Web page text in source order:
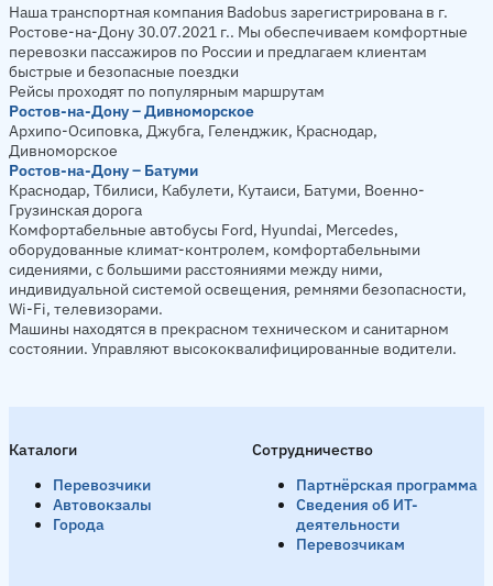
Наша транспортная компания Badobus зарегистрирована в г.
Ростове-на-Дону 30.07.2021 г.. Мы обеспечиваем комфортные
перевозки пассажиров по России и предлагаем клиентам
быстрые и безопасные поездки
Рейсы проходят по популярным маршрутам
Ростов-на-Дону – Дивноморское
Архипо-Осиповка, Джубга, Геленджик, Краснодар,
Дивноморское
Ростов-на-Дону – Батуми
Краснодар, Тбилиси, Кабулети, Кутаиси, Батуми, Военно-
Грузинская дорога
Комфортабельные автобусы Ford, Hyundai, Mercedes,
оборудованные климат-контролем, комфортабельными
сидениями, с большими расстояниями между ними,
индивидуальной системой освещения, ремнями безопасности,
Wi-Fi, телевизорами.
Машины находятся в прекрасном техническом и санитарном
состоянии. Управляют высококвалифицированные водители.
Каталоги
Перевозчики
Автовокзалы
Города
Сотрудничество
Партнёрская программа
Сведения об ИТ-
деятельности
Перевозчикам